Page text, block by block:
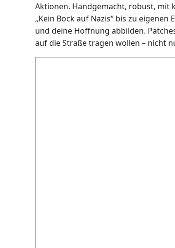
Aktionen. Handgemacht, robust, mit
„Kein Bock auf Nazis“ bis zu
und deine Hoffnung abbilden.
auf die Straße tragen wollen – nicht